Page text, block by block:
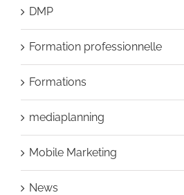
DMP
Formation professionnelle
Formations
mediaplanning
Mobile Marketing
News